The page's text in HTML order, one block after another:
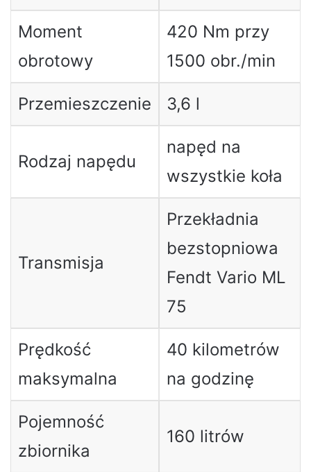
Moment
obrotowy
420 Nm przy
1500 obr./min
Przemieszczenie 3,6 l
Rodzaj napędu
napęd na
wszystkie koła
Transmisja
Przekładnia
bezstopniowa
Fendt Vario ML
75
Prędkość
maksymalna
40 kilometrów
na godzinę
Pojemność
zbiornika
160 litrów